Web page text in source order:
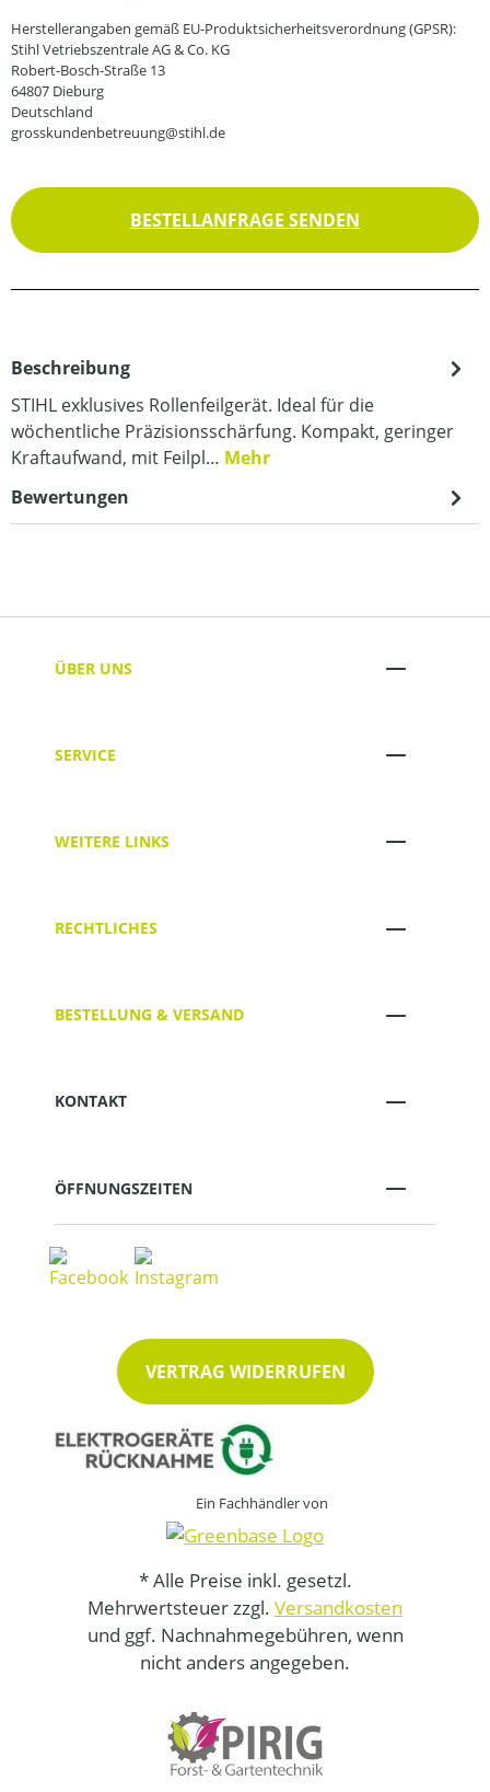
Herstellerangaben gemäß EU-Produktsicherheitsverordnung (GPSR):
Stihl Vetriebszentrale AG & Co. KG
Robert-Bosch-Straße 13
64807 Dieburg
Deutschland
grosskundenbetreuung@stihl.de
BESTELLANFRAGE SENDEN
Beschreibung
STIHL exklusives Rollenfeilgerät. Ideal für die
wöchentliche Präzisionsschärfung. Kompakt, geringer
Kraftaufwand, mit Feilpl… Mehr
Bewertungen
ÜBER UNS
SERVICE
WEITERE LINKS
RECHTLICHES
BESTELLUNG & VERSAND
KONTAKT
ÖFFNUNGSZEITEN
VERTRAG WIDERRUFEN
Ein Fachhändler von
* Alle Preise inkl. gesetzl.
Mehrwertsteuer zzgl. Versandkosten
und ggf. Nachnahmegebühren, wenn
nicht anders angegeben.